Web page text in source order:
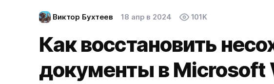
Виктор Бухтеев 18 апр в 2024 101K
Как восстановить
документы в Microsoft